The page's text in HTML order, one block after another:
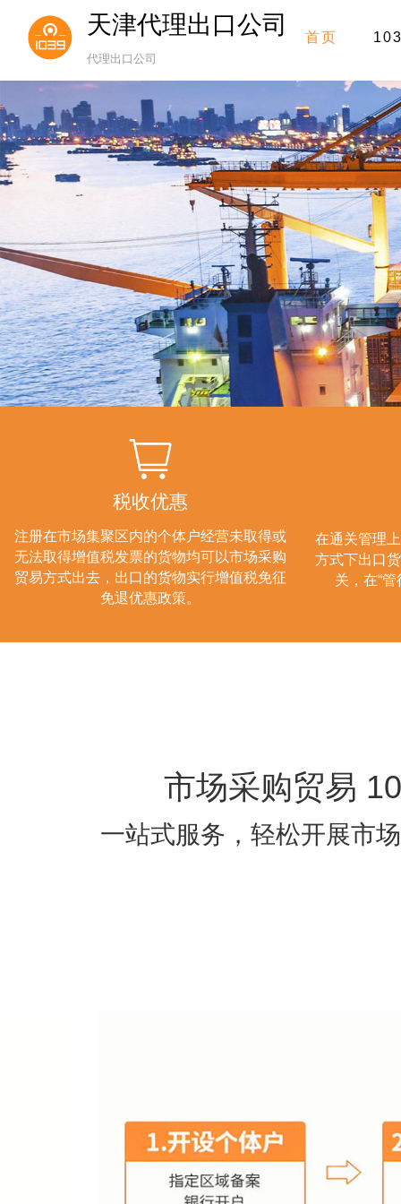
天津代理出口公司
代理出口公司
首页
税收优惠
注册在市场集聚区内的个体户经营未取得或
无法取得增值税发票的货物均可以市场采购
贸易方式出去，出口的货物实行增值税免征
免退优惠政策。
在通关管理
方式下出口
关，在“管
市场采购贸易
一站式服务，轻松开展市